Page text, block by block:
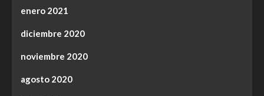
enero 2021
diciembre 2020
noviembre 2020
agosto 2020